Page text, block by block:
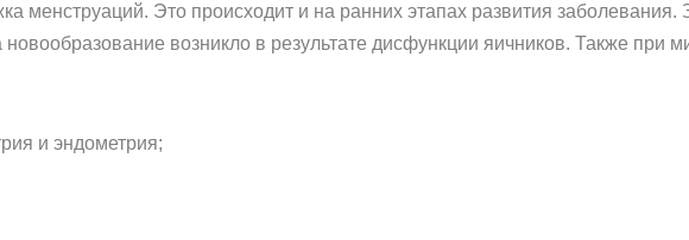
менструаций. Это происходит и на ранних этапах развития
новообразование возникло в результате дисфункции яичников. Также при
и эндометрия;